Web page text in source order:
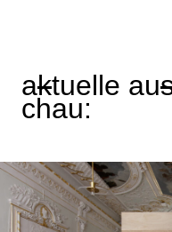
aktuelle au
chau: